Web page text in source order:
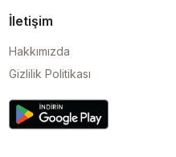
İletişim
Hakkımızda
Gizlilik Politikası